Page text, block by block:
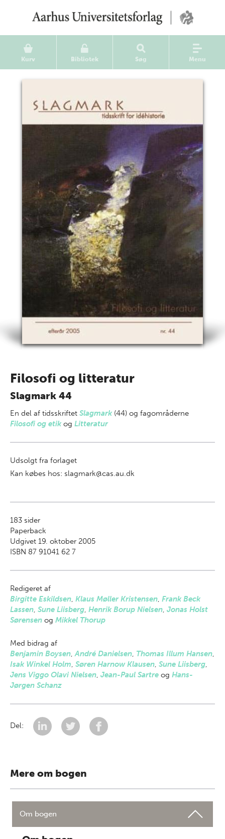
Kurv Bibliotek Søg Menu
Filosofi og litteratur
Slagmark 44
En del af tidsskriftet Slagmark (44) og fagområderne
Filosofi og etikog Litteratur
Udsolgt fra forlaget
Kan købes hos: slagmark@cas.au.dk
183 sider
Paperback
Udgivet 19. oktober 2005
ISBN 87 91041 62 7
Redigeret af
Birgitte Eskildsen, Klaus Møller Kristensen, Frank Beck
Lassen, Sune Liisberg, Henrik Borup Nielsen, Jonas Holst
Sørensen og Mikkel Thorup
Med bidrag af
Benjamin Boysen,André Danielsen, Thomas Illum Hansen,
Isak Winkel Holm, Søren Harnow Klausen, Sune Liisberg,
Jens Viggo Olavi Nielsen, Jean-Paul Sartre og Hans-
Jørgen Schanz
Del:
Mere om bogen
Om bogen